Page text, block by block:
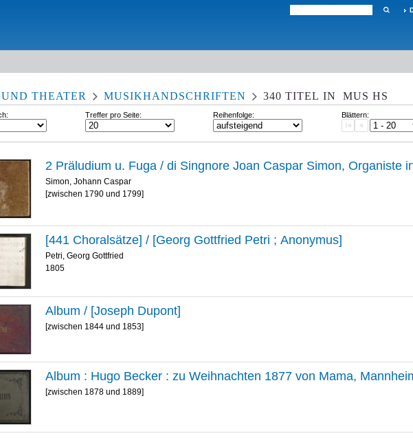
THEATER MUSIKHANDSCHRIFTEN 340 TITEL IN MUS HS
Treffer pro Seite: Reihenfolge: Blättern:
2 Präludium u. Fuga / di Singnore Joan Caspar Simon, Organiste
Simon, Johann Caspar
[zwischen 1790 und 1799]
[441 Choralsätze] / [Georg Gottfried Petri ; Anonymus]
Petri, Georg Gottfried
1805
Album / [Joseph Dupont]
[zwischen 1844 und 1853]
Album : Hugo Becker : zu Weihnachten 1877 von Mama,
[zwischen 1878 und 1889]